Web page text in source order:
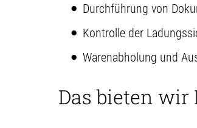
Durchführung von
Kontrolle der
Warenabholung und
Das bieten wir